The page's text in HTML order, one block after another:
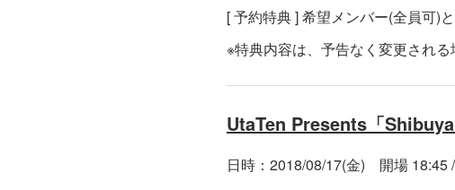
[ 予約特典 ] 希望メンバー(全員可)
※特典内容は、予告なく変更される
UtaTen Presents「
日時：2018/08/17(金) 開場 18:45